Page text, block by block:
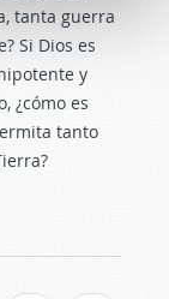
tanta guerra
Si Dios es
y
¿cómo es
tanto